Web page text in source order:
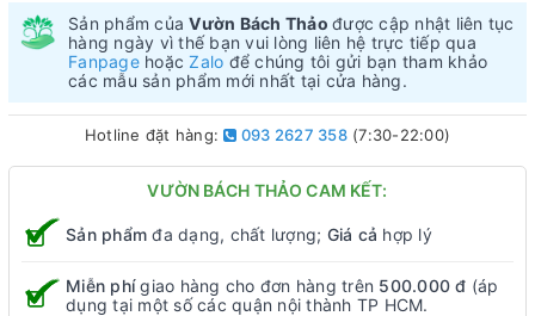
Sản phẩm củaVườn Bách Thảo được cập nhật liên tục
hàng ngày vì thế bạn vui lòng liên hệ trực tiếp qua
FanpagehoặcZalo để chúng tôi gửi bạn tham khảo
các mẫu sản phẩm mới nhất tại cửa hàng.
Hotline đặt hàng: 093 2627 358(7:30-22:00)
VƯỜN BÁCH THẢO CAM KẾT:
Sản phẩm đa dạng, chất lượng; Giá cả hợp lý
Miễn phígiao hàng cho đơn hàng trên 500.000 đ (áp
dụng tại một số các quận nội thành TP HCM.